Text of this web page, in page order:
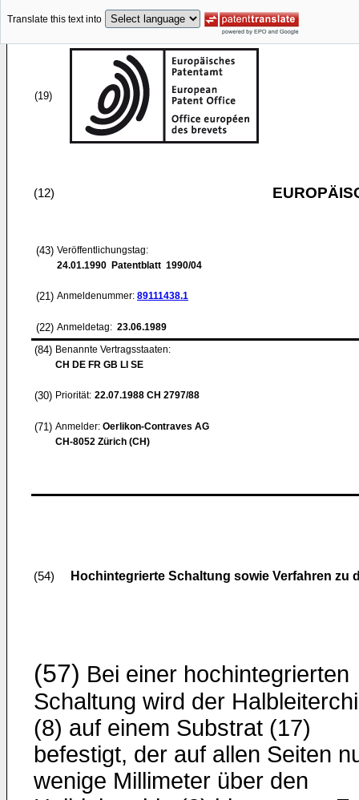
Translate this text into
(19)
(12)
(43) Veröffentlichungstag:
24.01.1990 Patentblatt 1990/04
(21) Anmeldenummer: 89111438.1
(22) Anmeldetag: 23.06.1989
(84) Benannte Vertragsstaaten:
CH DE FR GB LI SE
(30) Priorität: 22.07.1988 CH 2797/88
(71) Anmelder: Oerlikon-Contraves AG
CH-8052 Zürich (CH)
(54) Hochintegrierte Schaltung sowie Verfahren zu
(57) Bei einer hochintegrierten
Schaltung wird der
(8) auf einem Substrat (17)
befestigt, der auf allen Seiten
wenige Millimeter über den